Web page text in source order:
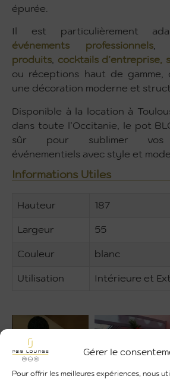
Gérer le
Pour offrir les meilleures expériences, nous
épurée.
Il est particulièrement
événements professionnels
produits
cocktails d’entreprise,
ou réceptions haut de gamme,
une décoration moderne et
Disponible à la location à
dans toute l’Occitanie, le pot
sûr pour sublimer vos
événementiels avec style et
Informations Utiles
Hauteur 187
Largeur 55
Couleur blanc
Utilisation Intérieure et